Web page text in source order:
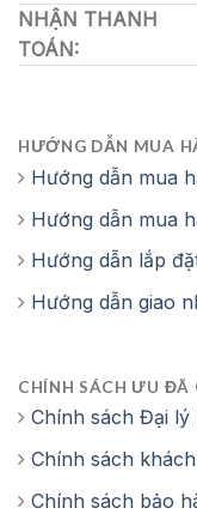
+ Dung tích ngăn
+ Kích thước: 540R
NHẬN THANH
TOÁN:
HƯỚNG DẪN MUA
Hướng dẫn mua
Hướng dẫn mua
Hướng dẫn lắp
Hướng dẫn giao
CHÍNH SÁCH ƯU ĐÃ
Chính sách Đại lý
Chính sách
Chính sách bảo